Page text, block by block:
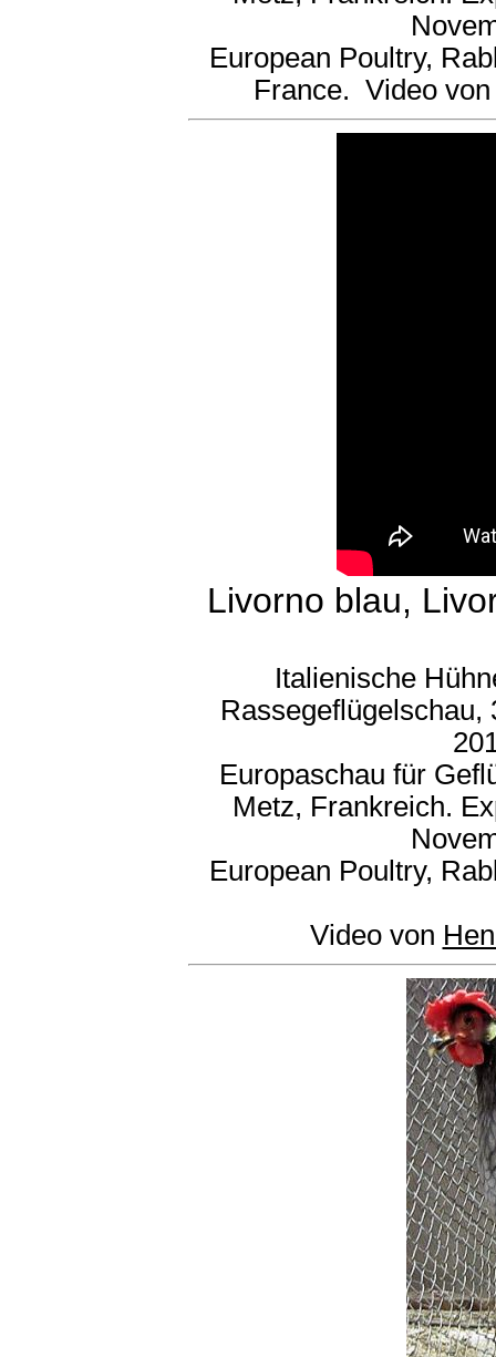
European Poultry,
France. Video
Livorno blau,
Italienische
Rassegeflügelschau,
Europaschau für
Metz, Frankreich.
European Poultry,
Video von